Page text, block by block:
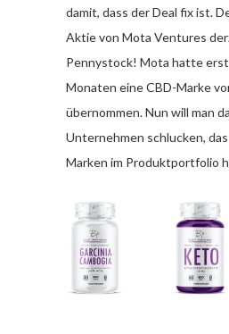
damit, dass der Deal fix ist.
Aktie von Mota Ventures
Pennystock! Mota hatte
Monaten eine CBD-Marke
übernommen. Nun will man
Unternehmen schlucken,
Marken im Produktportfolio